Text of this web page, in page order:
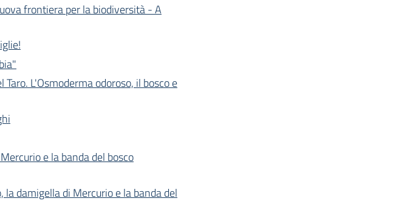
frontiera per la biodiversità - A
L'Osmoderma odoroso, il bosco e
e la banda del bosco
damigella di Mercurio e la banda del